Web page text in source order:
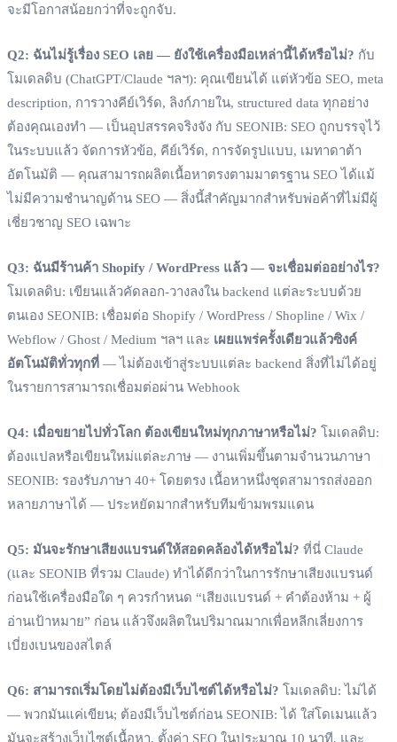
จะมีโอกาสน้อยกว่าที่จะถูกจับ.
Q2: ฉันไม่รู้เรื่อง SEO เลย — ยังใช้เครื่องมือเหล่านี้ได้หรือไม่? กับ
โมเดลดิบ (ChatGPT/Claude ฯลฯ): คุณเขียนได้ แต่หัวข้อ SEO, meta
description, การวางคีย์เวิร์ด, ลิงก์ภายใน, structured data ทุกอย่าง
ต้องคุณเองทำ — เป็นอุปสรรคจริงจัง กับ SEONIB: SEO ถูกบรรจุไว้
ในระบบแล้ว จัดการหัวข้อ, คีย์เวิร์ด, การจัดรูปแบบ, เมทาดาต้า
อัตโนมัติ — คุณสามารถผลิตเนื้อหาตรงตามมาตรฐาน SEO ได้แม้
ไม่มีความชำนาญด้าน SEO — สิ่งนี้สำคัญมากสำหรับพ่อค้าที่ไม่มีผู้
เชี่ยวชาญ SEO เฉพาะ
Q3: ฉันมีร้านค้า Shopify / WordPress แล้ว — จะเชื่อมต่ออย่างไร?
โมเดลดิบ: เขียนแล้วคัดลอก-วางลงใน backend แต่ละระบบด้วย
ตนเอง SEONIB: เชื่อมต่อ Shopify / WordPress / Shopline / Wix /
Webflow / Ghost / Medium ฯลฯ และ เผยแพร่ครั้งเดียวแล้วซิงค์
อัตโนมัติทั่วทุกที่ — ไม่ต้องเข้าสู่ระบบแต่ละ backend สิ่งที่ไม่ได้อยู่
ในรายการสามารถเชื่อมต่อผ่าน Webhook
Q4: เมื่อขยายไปทั่วโลก ต้องเขียนใหม่ทุกภาษาหรือไม่? โมเดลดิบ:
ต้องแปลหรือเขียนใหม่แต่ละภาษ — งานเพิ่มขึ้นตามจำนวนภาษา
SEONIB: รองรับภาษา 40+ โดยตรง เนื้อหาหนึ่งชุดสามารถส่งออก
หลายภาษาได้ — ประหยัดมากสำหรับทีมข้ามพรมแดน
Q5: มันจะรักษาเสียงแบรนด์ให้สอดคล้องได้หรือไม่? ที่นี่ Claude
(และ SEONIB ที่รวม Claude) ทำได้ดีกว่าในการรักษาเสียงแบรนด์
ก่อนใช้เครื่องมือใด ๆ ควรกำหนด “เสียงแบรนด์ + คำต้องห้าม + ผู้
อ่านเป้าหมาย” ก่อน แล้วจึงผลิตในปริมาณมากเพื่อหลีกเลี่ยงการ
เบี่ยงเบนของสไตล์
Q6: สามารถเริ่มโดยไม่ต้องมีเว็บไซต์ได้หรือไม่? โมเดลดิบ: ไม่ได้
— พวกมันแค่เขียน; ต้องมีเว็บไซต์ก่อน SEONIB: ได้ ใส่โดเมนแล้ว
มันจะสร้างเว็บไซต์เนื้อหา, ตั้งค่า SEO ในประมาณ 10 นาที, และ